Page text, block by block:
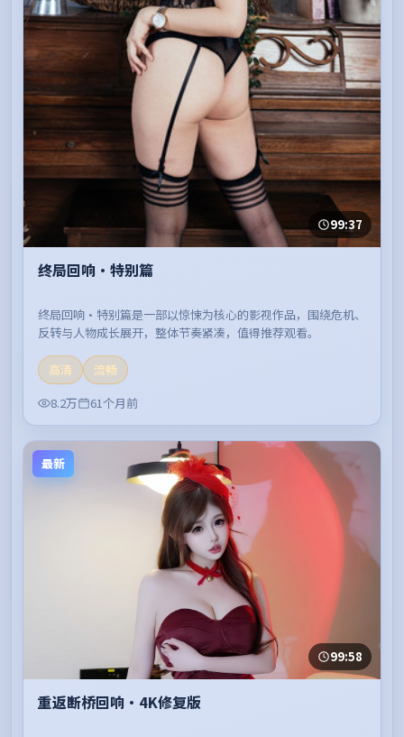
99:37
终局回响·特别篇
终局回响·特别篇是一部以惊悚为核心的影视作品，围绕危机、
反转与人物成长展开，整体节奏紧凑，值得推荐观看。
高清
流畅
8.2万
61个月前
最新
99:58
重返断桥回响·4K修复版